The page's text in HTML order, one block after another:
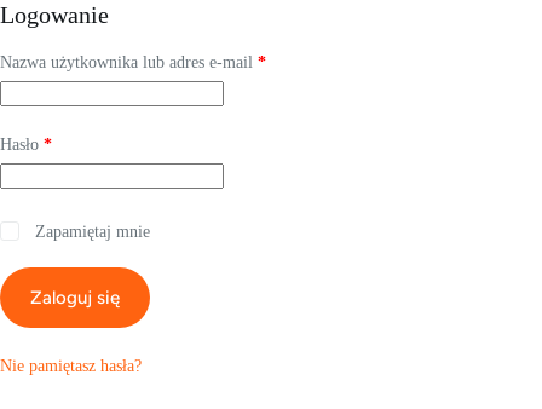
Logowanie
Nazwa użytkownika lub adres e-mail *Wymagane
Hasło *Wymagane
Zapamiętaj mnie
Zaloguj się
Nie pamiętasz hasła?